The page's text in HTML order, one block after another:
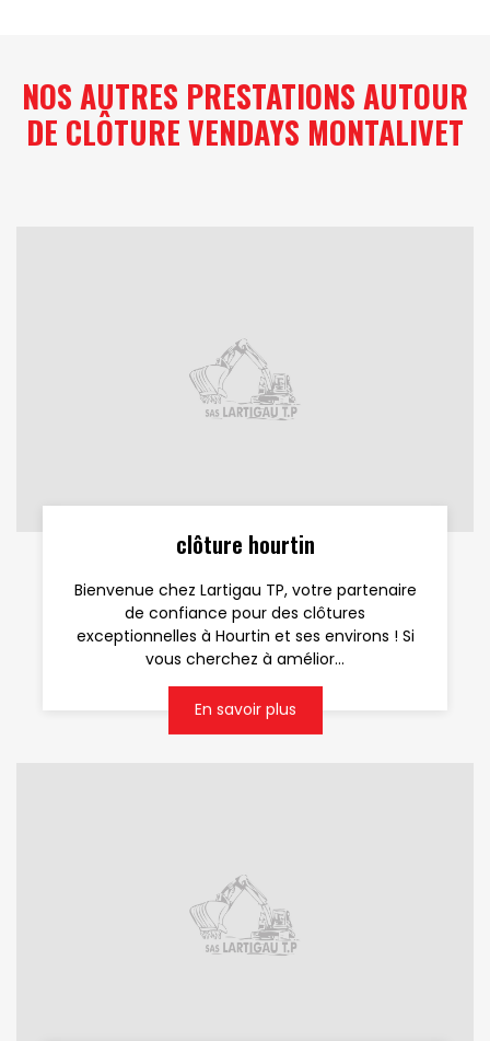
NOS AUTRES PRESTATIONS AUTOUR
DE CLÔTURE VENDAYS MONTALIVET
clôture hourtin
Bienvenue chez Lartigau TP, votre partenaire
de confiance pour des clôtures
exceptionnelles à Hourtin et ses environs ! Si
vous cherchez à amélior...
En savoir plus